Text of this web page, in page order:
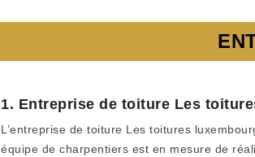
1. Entreprise de toiture Les
L’entreprise de toiture Les toitures
équipe de charpentiers est en mesure de